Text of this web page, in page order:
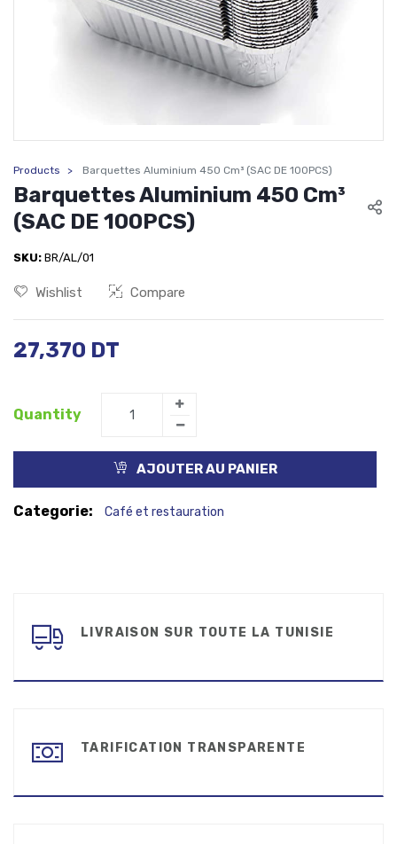
Products Barquettes Aluminium 450 Cm³ (SAC DE 100PCS)
Barquettes Aluminium 450 Cm³
(SAC DE 100PCS)
SKU: BR/AL/01
Wishlist Compare
27,370 DT
Quantity
AJOUTER AU PANIER
Categorie: Café et restauration
LIVRAISON SUR TOUTE LA TUNISIE
TARIFICATION TRANSPARENTE